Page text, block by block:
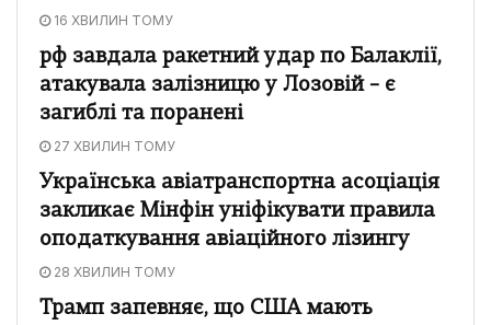
16 ХВИЛИН ТОМУ
рф завдала ракетний удар по Балаклії,
атакувала залізницю у Лозовій – є
загиблі та поранені
27 ХВИЛИН ТОМУ
Українська авіатранспортна асоціація
закликає Мінфін уніфікувати правила
оподаткування авіаційного лізингу
28 ХВИЛИН ТОМУ
Трамп запевняє, що США мають